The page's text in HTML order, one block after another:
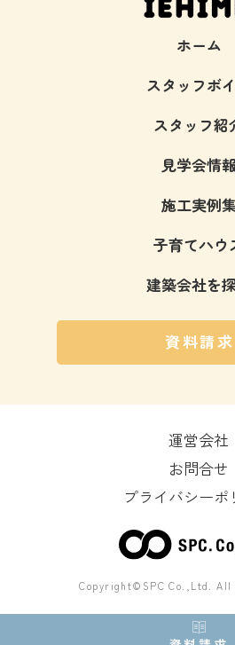
ホーム
スタッフボ
スタッフ紹
見学会情
施工実例
子育てハウ
建築会社を
資料請求
運営会社
お問合せ
プライバシーポ
Copyright©SPC Co.,Ltd. All